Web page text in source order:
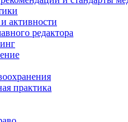
активности
редактора
практика